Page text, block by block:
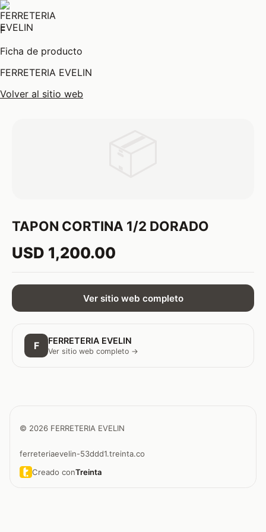
F
Ficha de producto
FERRETERIA EVELIN
Volver al sitio web
TAPON CORTINA 1/2 DORADO
USD 1,200.00
Ver sitio web completo
F FERRETERIA EVELIN
Ver sitio web completo →
© 2026 FERRETERIA EVELIN
ferreteriaevelin-53ddd1.treinta.co
Creado conTreinta